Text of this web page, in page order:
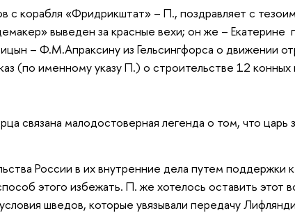
корабля «Фридрикштат» – П., поздравляет с
выведен за красные вехи; он же – Екатерине
– Ф.М.Апраксину из Гельсингфорса о движении
(по именному указу П.) о строительстве 12 конных
связана малодостоверная легенда о том, что царь
России в их внутренние дела путем поддержки
этого избежать. П. же хотелось оставить этот
шведов, которые увязывали передачу